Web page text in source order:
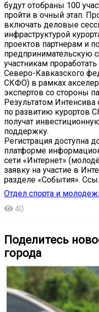
будут отобраны 100
пройти в очный этап.
включать деловые
инфраструктурой
проектов партнерам и
предпринимательскую
участникам
Северо-Кавказского
СКФО) в рамках
экспертов со стороны
Результатом Интенсива
по развитию курортов
получат
поддержку.
Регистрация доступна
платформе
сети «Интернет»
заявку на участие в
разделе «События».
Отдел спорта и
40
Поделитесь
города